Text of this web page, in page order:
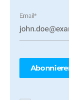
Email*